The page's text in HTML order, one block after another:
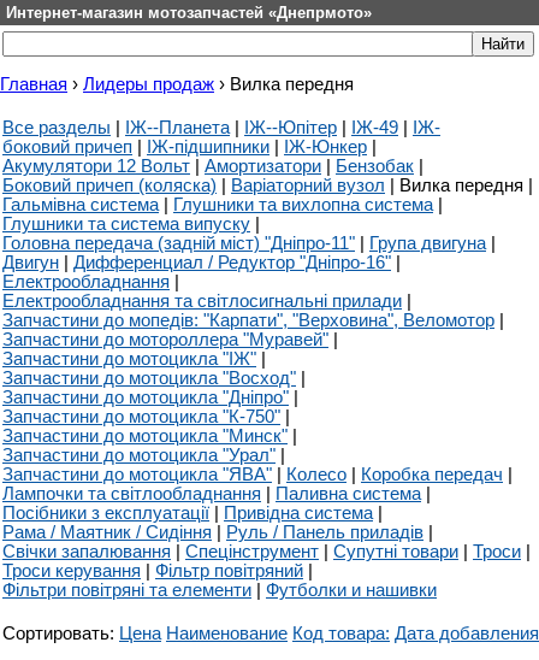
Интернет-магазин мотозапчастей «Днепрмото»
Главная › Лидеры продаж › Вилка передня
Все разделы ІЖ--Планета ІЖ--Юпітер ІЖ-49
ІЖ-
боковий причеп
ІЖ-підшипники ІЖ-Юнкер
Акумулятори 12 Вольт
Амортизатори Бензобак
Боковий причеп (коляска)
Варіаторний вузол Вилка передня
Гальмівна система
Глушники та вихлопна система
Глушники та система випуску
Головна передача (задній міст) "Дніпро-11"
Група двигуна
Двигун
Дифференциал / Редуктор "Дніпро-16"
Електрообладнання
Електрообладнання та світлосигнальні прилади
Запчастини до мопедів: "Карпати", "Верховина", Веломотор
Запчастини до мотороллера "Муравей"
Запчастини до мотоцикла "ІЖ"
Запчастини до мотоцикла "Восход"
Запчастини до мотоцикла "Дніпро"
Запчастини до мотоцикла "К-750"
Запчастини до мотоцикла "Минск"
Запчастини до мотоцикла "Урал"
Запчастини до мотоцикла "ЯВА"
Колесо Коробка передач
Лампочки та світлообладнання
Паливна система
Посібники з експлуатації
Привідна система
Рама / Маятник / Сидіння
Руль / Панель приладів
Свічки запалювання
Спецінструмент Супутні товари Троси
Троси керування
Фільтр повітряний
Фільтри повітряні та елементи
Футболки и нашивки
Сортировать: Цена Наименование Код товара: Дата добавления